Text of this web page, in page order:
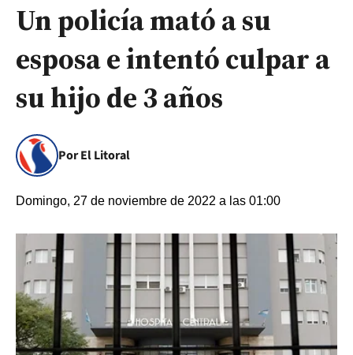
Un policía mató a su
esposa e intentó culpar a
su hijo de 3 años
Por El Litoral
Domingo, 27 de noviembre de 2022 a las 01:00